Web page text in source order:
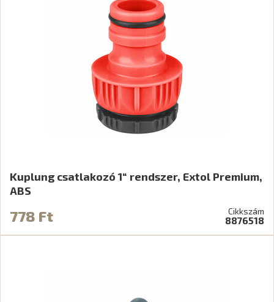
Kuplung csatlakozó 1“ rendszer, Extol Premium,
ABS
778 Ft Cikkszám
8876518